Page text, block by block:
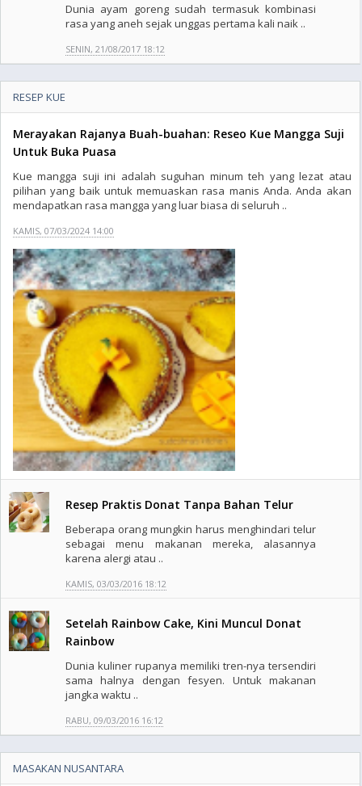
Dunia ayam goreng sudah termasuk kombinasi
rasa yang aneh sejak unggas pertama kali naik ..
SENIN, 21/08/2017 18:12
RESEP KUE
Merayakan Rajanya Buah-buahan: Reseo Kue Mangga Suji
Untuk Buka Puasa
Kue mangga suji ini adalah suguhan minum teh yang lezat atau
pilihan yang baik untuk memuaskan rasa manis Anda. Anda akan
mendapatkan rasa mangga yang luar biasa di seluruh ..
KAMIS, 07/03/2024 14:00
Resep Praktis Donat Tanpa Bahan Telur
Beberapa orang mungkin harus menghindari telur
sebagai menu makanan mereka, alasannya
karena alergi atau ..
KAMIS, 03/03/2016 18:12
Setelah Rainbow Cake, Kini Muncul Donat
Rainbow
Dunia kuliner rupanya memiliki tren-nya tersendiri
sama halnya dengan fesyen. Untuk makanan
jangka waktu ..
RABU, 09/03/2016 16:12
MASAKAN NUSANTARA